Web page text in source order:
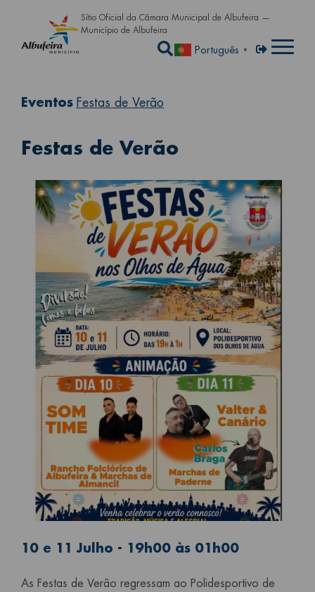
Passar para o conteúdo
Sítio Oficial da Câmara Municipal de Albufeira —
Município de Albufeira
Abrir a caixa de
Português ▼ Menu de
Entrar
Eventos Festas de Verão
Festas de Verão
10 e 11 Julho - 19h00 às 01h00
As Festas de Verão regressam ao Polidesportivo de